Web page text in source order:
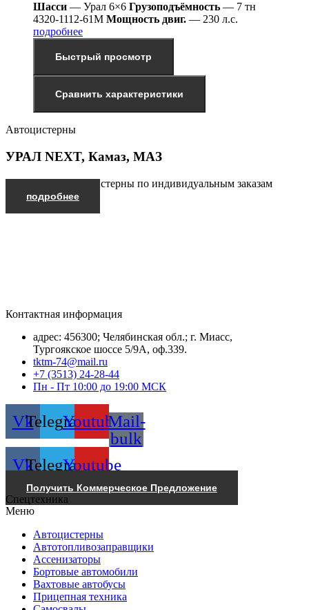
Шасси — Урал 6×6 Грузоподъёмность — 7 тн
4320-1112-61М Мощность двиг. — 230 л.с.
подробнее
Быстрый просмотр
Сравнить характеристики
Автоцистерны
УРАЛ NEXT, Камаз, МАЗ
Производим автоцистерны по индивидуальным заказам
подробнее
Контактная информация
адрес: 456300; Челябинская обл.; г. Миасс,
Тургоякское шоссе 5/9А, оф.339.
tktm-74@mail.ru
+7 (3513) 24-28-44
Пн - Пт 10:00 до 19:00 МСК
VkTelegramYoutubeMail-
bulk
VkTelegramYoutube
Получить Коммерческое Предложение
Спецтехника
Меню
Автоцистерны
Автотопливозаправщики
Ассенизаторы
Бортовые автомобили
Вахтовые автобусы
Прицепная техника